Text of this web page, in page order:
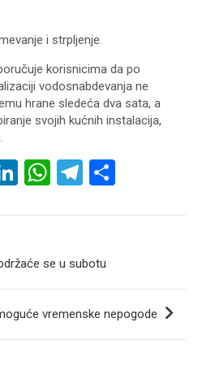
i strpljenje.
korisnicima da po
vodosnabdevanja ne
hrane sledeća dva sata, a
svojih kućnih instalacija,
Li
ke
dI
n
W
at
A
p
T
e
gr
a
m
ar
se u subotu
vremenske nepogode